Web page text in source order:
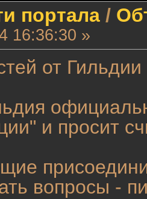
портала/
16:36:30 »
от
и просит
вопросы -